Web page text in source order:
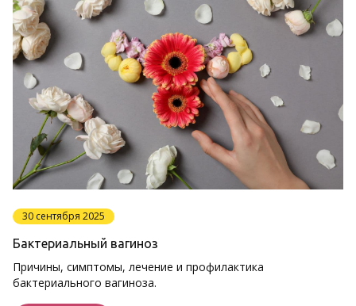
30 сентября 2025
Бактериальный вагиноз
Причины, симптомы, лечение и профилактика
бактериального вагиноза.